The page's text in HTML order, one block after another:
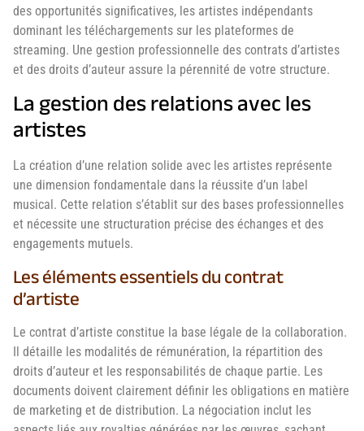
des opportunités significatives, les artistes indépendants
dominant les téléchargements sur les plateformes de
streaming. Une gestion professionnelle des contrats d’artistes
et des droits d’auteur assure la pérennité de votre structure.
La gestion des relations avec les
artistes
La création d’une relation solide avec les artistes représente
une dimension fondamentale dans la réussite d’un label
musical. Cette relation s’établit sur des bases professionnelles
et nécessite une structuration précise des échanges et des
engagements mutuels.
Les éléments essentiels du contrat
d’artiste
Le contrat d’artiste constitue la base légale de la collaboration.
Il détaille les modalités de rémunération, la répartition des
droits d’auteur et les responsabilités de chaque partie. Les
documents doivent clairement définir les obligations en matière
de marketing et de distribution. La négociation inclut les